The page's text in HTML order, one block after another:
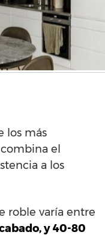
los más
el
a los
roble varía entre
y 40-80